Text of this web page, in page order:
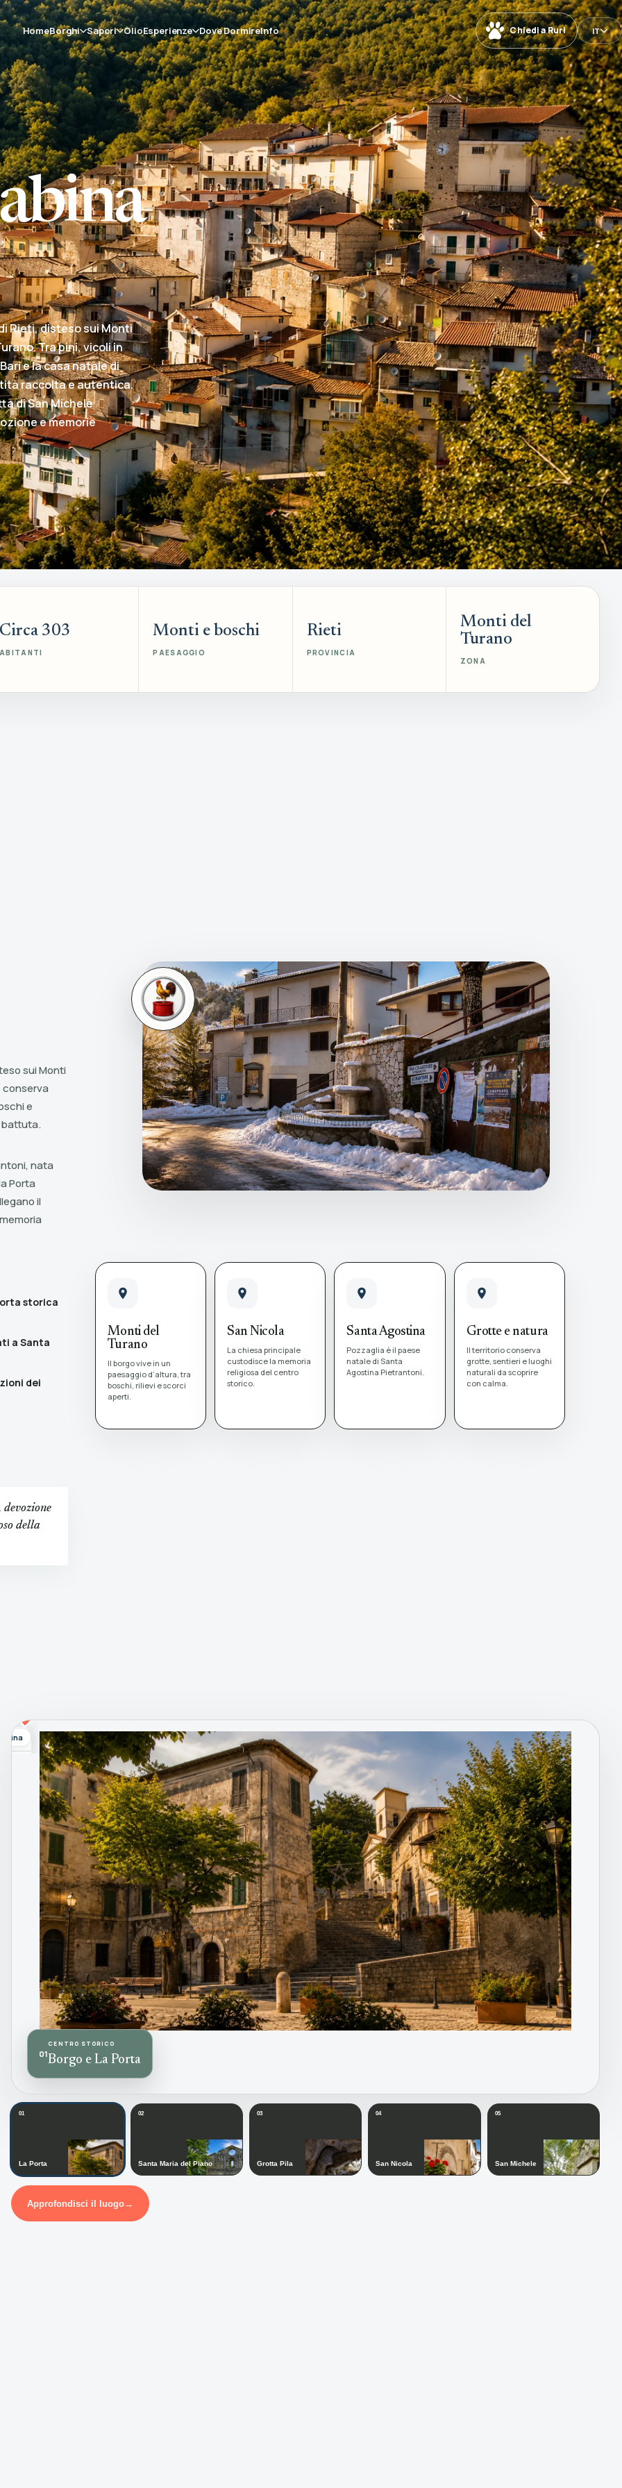
HomeBorghi Sapori OlioEsperienze Dove DormireInfo Chiedi a Ruri IT
Rieti, disteso sui Monti
Tra pini, vicoli in
e la casa natale di
raccolta e autentica.
di San Michele
e memorie
Circa 303
ABITANTI
Monti e boschi
PAESAGGIO
Rieti
PROVINCIA
Monti del
Turano
ZONA
sui Monti
conserva
e
battuta.
nata
Porta
il
storica
a Santa
dei
della
Monti del
Turano
Il borgo vive in un
paesaggio d’altura, tra
boschi, rilievi e scorci
aperti.
San Nicola
La chiesa principale
custodisce la memoria
religiosa del centro
storico.
Santa Agostina
Pozzaglia è il paese
natale di Santa
Agostina Pietrantoni.
Grotte e natura
Il territorio conserva
grotte, sentieri e luoghi
naturali da scoprire
con calma.
01
CENTRO STORICO
Borgo e La Porta
01
La Porta
02
Santa Maria del Piano
03
Grotta Pila
04
San Nicola
05
San Michele
Approfondisci il luogo→